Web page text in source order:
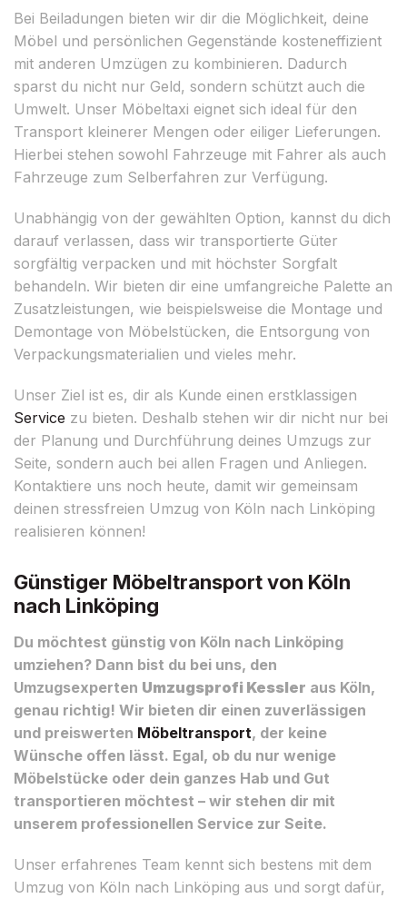
Bei Beiladungen bieten wir dir die Möglichkeit, deine
Möbel und persönlichen Gegenstände kosteneffizient
mit anderen Umzügen zu kombinieren. Dadurch
sparst du nicht nur Geld, sondern schützt auch die
Umwelt. Unser Möbeltaxi eignet sich ideal für den
Transport kleinerer Mengen oder eiliger Lieferungen.
Hierbei stehen sowohl Fahrzeuge mit Fahrer als auch
Fahrzeuge zum Selberfahren zur Verfügung.
Unabhängig von der gewählten Option, kannst du dich
darauf verlassen, dass wir transportierte Güter
sorgfältig verpacken und mit höchster Sorgfalt
behandeln. Wir bieten dir eine umfangreiche Palette an
Zusatzleistungen, wie beispielsweise die Montage und
Demontage von Möbelstücken, die Entsorgung von
Verpackungsmaterialien und vieles mehr.
Unser Ziel ist es, dir als Kunde einen erstklassigen
Service zu bieten. Deshalb stehen wir dir nicht nur bei
der Planung und Durchführung deines Umzugs zur
Seite, sondern auch bei allen Fragen und Anliegen.
Kontaktiere uns noch heute, damit wir gemeinsam
deinen stressfreien Umzug von Köln nach Linköping
realisieren können!
Günstiger Möbeltransport von Köln
nach Linköping
Du möchtest günstig von Köln nach Linköping
umziehen? Dann bist du bei uns, den
Umzugsexperten Umzugsprofi Kessler aus Köln,
genau richtig! Wir bieten dir einen zuverlässigen
und preiswerten Möbeltransport, der keine
Wünsche offen lässt. Egal, ob du nur wenige
Möbelstücke oder dein ganzes Hab und Gut
transportieren möchtest – wir stehen dir mit
unserem professionellen Service zur Seite.
Unser erfahrenes Team kennt sich bestens mit dem
Umzug von Köln nach Linköping aus und sorgt dafür,